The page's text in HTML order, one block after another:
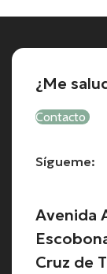
¿Me
Contacto
Sígueme:
Avenida
Cruz de